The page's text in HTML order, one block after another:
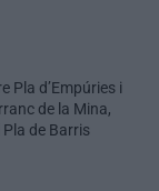
Pla d’Empúries i
de la Mina,
de Barris